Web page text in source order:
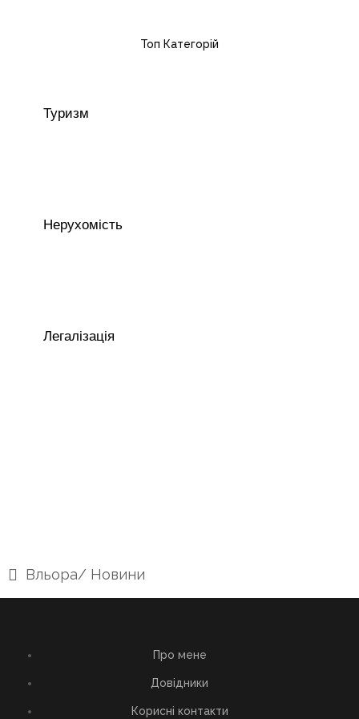
Топ Категорій
Туризм
Нерухомість
Легалізація
Вльора/ Новини
Про мене
Довідники
Корисні контакти